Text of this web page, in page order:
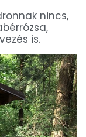
nincs,
is.